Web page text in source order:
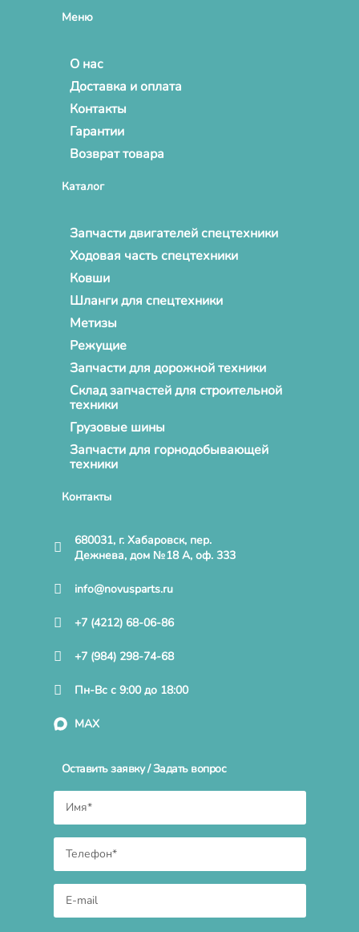
Меню
О нас
Доставка и оплата
Контакты
Гарантии
Возврат товара
Каталог
Запчасти двигателей спецтехники
Ходовая часть спецтехники
Ковши
Шланги для спецтехники
Метизы
Режущие
Запчасти для дорожной техники
Склад запчастей для строительной
техники
Грузовые шины
Запчасти для горнодобывающей
техники
Контакты
680031, г. Хабаровск, пер.
Дежнева, дом №18 А, оф. 333
info@novusparts.ru
+7 (4212) 68-06-86
+7 (984) 298-74-68
Пн-Вс с 9:00 до 18:00
MAX
Оставить заявку / Задать вопрос